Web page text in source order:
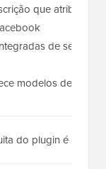
que atribui
de seleção
modelos de
do plugin é limitada